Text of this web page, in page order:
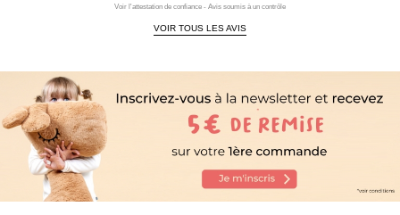
Voir l'attestation de confiance - Avis soumis à un contrôle
VOIR TOUS LES AVIS